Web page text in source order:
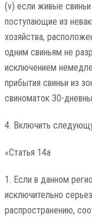
(v) если живые
поступающие из
хозяйства,
одним свиньям не
исключением
прибытия свиньи из
свиноматок 30-
4. Включить
«Статья 14а
1. Если в данном
исключительно
распространению,